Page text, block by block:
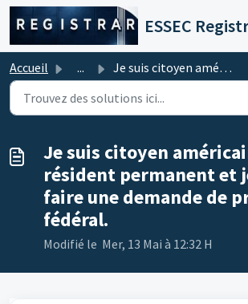
Passer au contenu principal
ESSEC
Accueil ... Je suis citoyen américain ou résident permanent et je sou...
Je suis citoyen
résident permanent et
faire une demande de
fédéral.
Modifié le Mer, 13 Mai à 12:32 H